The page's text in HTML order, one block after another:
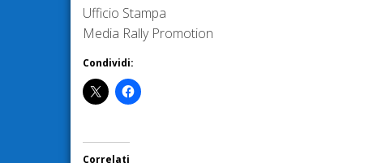
Ufficio Stampa
Media Rally Promotion
Condividi:
Correlati